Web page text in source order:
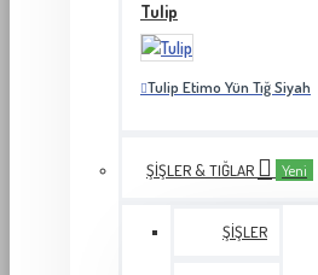
Tulip
Tulip Etimo Yün Tığ Siyah
ŞIŞLER & TIĞLAR Yeni
ŞIŞLER